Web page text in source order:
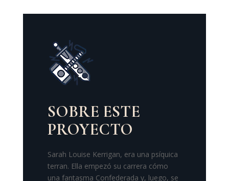
SOBRE ESTE
PROYECTO
Sarah Louise Kerrigan, era una psíquica
terran. Ella empezó su carrera cómo
una fantasma Confederada y, luego, se